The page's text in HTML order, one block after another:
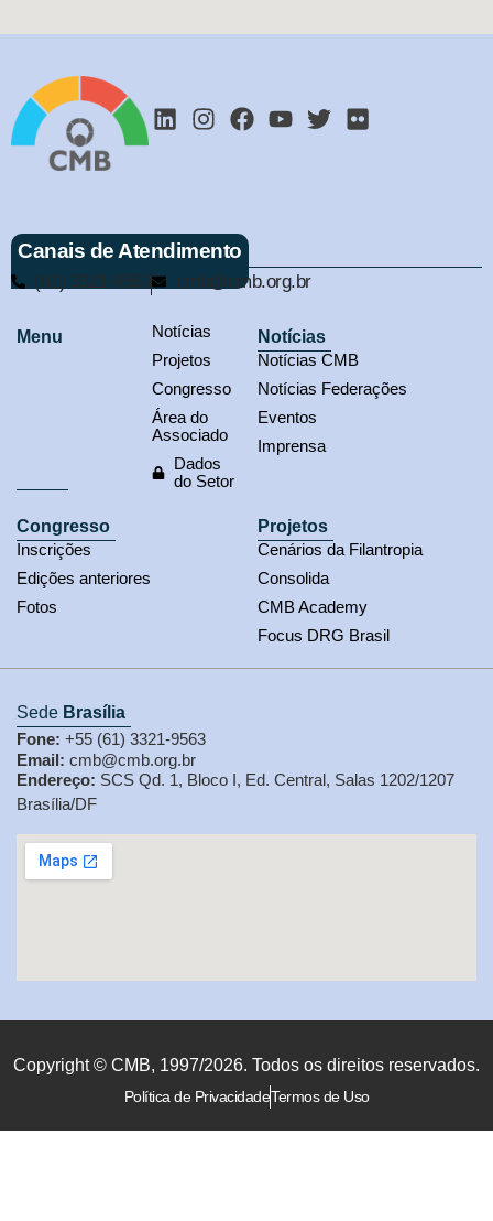
Canais de Atendimento
(61) 3321-9563 cmb@cmb.org.br
Menu
Notícias
Projetos
Congresso
Área do
Associado
Dados
do Setor
Notícias
Notícias CMB
Notícias Federações
Eventos
Imprensa
Congresso
Inscrições
Edições anteriores
Fotos
Projetos
Cenários da Filantropia
Consolida
CMB Academy
Focus DRG Brasil
Sede Brasília
Fone: +55 (61) 3321-9563
Email: cmb@cmb.org.br
Endereço: SCS Qd. 1, Bloco I, Ed. Central, Salas 1202/1207
Brasília/DF
Copyright © CMB, 1997/2026. Todos os direitos reservados.
Política de PrivacidadeTermos de Uso